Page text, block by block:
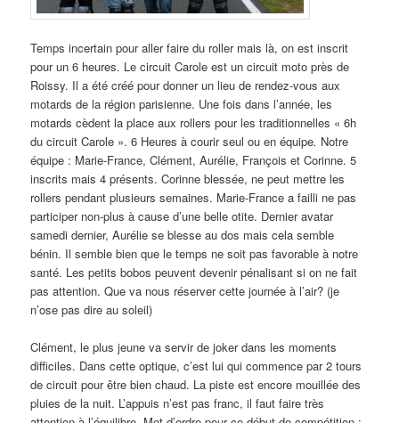
Temps incertain pour aller faire du roller mais là, on est inscrit
pour un 6 heures. Le circuit Carole est un circuit moto près de
Roissy. Il a été créé pour donner un lieu de rendez-vous aux
motards de la région parisienne. Une fois dans l’année, les
motards cèdent la place aux rollers pour les traditionnelles « 6h
du circuit Carole ». 6 Heures à courir seul ou en équipe. Notre
équipe : Marie-France, Clément, Aurélie, François et Corinne. 5
inscrits mais 4 présents. Corinne blessée, ne peut mettre les
rollers pendant plusieurs semaines. Marie-France a failli ne pas
participer non-plus à cause d’une belle otite. Dernier avatar
samedi dernier, Aurélie se blesse au dos mais cela semble
bénin. Il semble bien que le temps ne soit pas favorable à notre
santé. Les petits bobos peuvent devenir pénalisant si on ne fait
pas attention. Que va nous réserver cette journée à l’air? (je
n’ose pas dire au soleil)
Clément, le plus jeune va servir de joker dans les moments
difficiles. Dans cette optique, c’est lui qui commence par 2 tours
de circuit pour être bien chaud. La piste est encore mouillée des
pluies de la nuit. L’appuis n’est pas franc, il faut faire très